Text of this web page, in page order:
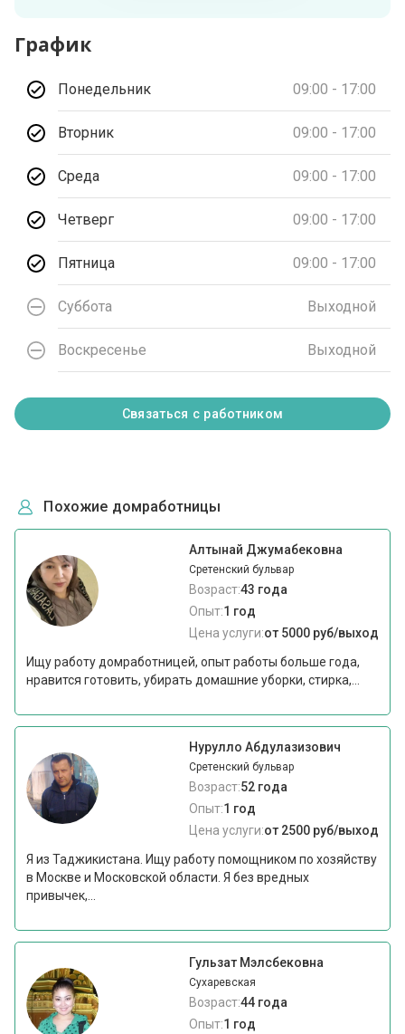
График
Понедельник 09:00 - 17:00
Вторник 09:00 - 17:00
Среда 09:00 - 17:00
Четверг 09:00 - 17:00
Пятница 09:00 - 17:00
Суббота Выходной
Воскресенье Выходной
Связаться с работником
Похожие домработницы
Алтынай Джумабековна
Сретенский бульвар
Возраст:43 года
Опыт:1 год
Цена услуги:от 5000 руб/выход
Ищу работу домработницей, опыт работы больше года,
нравится готовить, убирать домашние уборки, стирка,...
Нурулло Абдулазизович
Сретенский бульвар
Возраст:52 года
Опыт:1 год
Цена услуги:от 2500 руб/выход
Я из Таджикистана. Ищу работу помощником по хозяйству
в Москве и Московской области. Я без вредных
привычек,...
Гульзат Мэлсбековна
Сухаревская
Возраст:44 года
Опыт:1 год